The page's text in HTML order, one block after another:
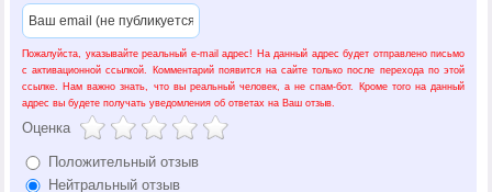
Пожалуйста, указывайте реальный e-mail адрес! На данный адрес будет отправлено письмо
с активационной ссылкой. Комментарий появится на сайте только после перехода по этой
ссылке. Нам важно знать, что вы реальный человек, а не спам-бот. Кроме того на данный
адрес вы будете получать уведомления об ответах на Ваш отзыв.
Оценка
Положительный отзыв
Нейтральный отзыв